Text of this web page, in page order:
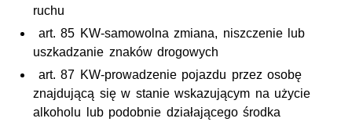
ruchu
art. 85 KW-samowolna zmiana, niszczenie lub
uszkadzanie znaków drogowych
art. 87 KW-prowadzenie pojazdu przez osobę
znajdującą się w stanie wskazującym na użycie
alkoholu lub podobnie działającego środka